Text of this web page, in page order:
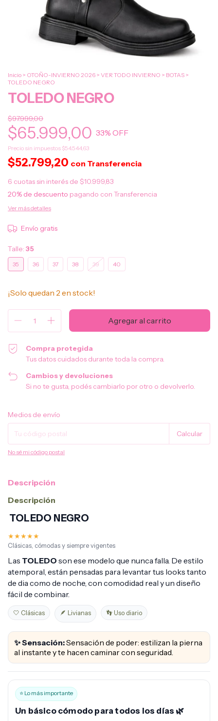
Inicio > OTOÑO-INVIERNO 2026 > VER TODO INVIERNO > BOTAS >
TOLEDO NEGRO
TOLEDO NEGRO
$97.999,00
$65.999,00 33% OFF
Precio sin impuestos $54.544,63
$52.799,20 con Transferencia
6 cuotas sin interés de $10.999,83
20% de descuento pagando con Transferencia
Ver más detalles
Envío gratis
Talle: 35
35 36 37 38 39 40
¡Solo quedan 2 en stock!
Compra protegida
Tus datos cuidados durante toda la compra.
Cambios y devoluciones
Si no te gusta, podés cambiarlo por otro o devolverlo.
Entregas para el CP:
Medios de envío
Calcular
No sé mi código postal
Descripción
Descripción
TOLEDO NEGRO
★★★★★
Clásicas, cómodas y siempre vigentes
Las TOLEDO son ese modelo que nunca falla. De estilo
atemporal, están pensadas para levantar tus looks tanto
de dia como de noche, con comodidad real y un diseño
fácil de combinar.
🤍 Clásicas 🪶 Livianas 👣 Uso diario
✨ Sensación:Sensación de poder: estilizan la pierna
al instante y te hacen caminar con seguridad.
⭐ Lo más importante
Un básico cómodo para todos los días 🌿